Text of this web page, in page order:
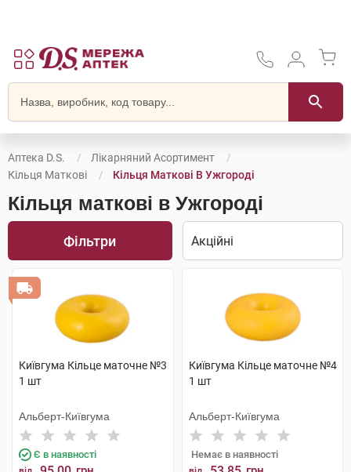
Аптека D.S.
Лікарняний Асортимент
Кільця Маткові
Кільця Маткові В Ужгороді
Кільця маткові в Ужгороді
Фільтри
Київгума Кільце маточне №3
1 шт
Альберт-Київгума
Є в наявності
Київгума Кільце маточне №4
1 шт
Альберт-Київгума
Немає в наявності